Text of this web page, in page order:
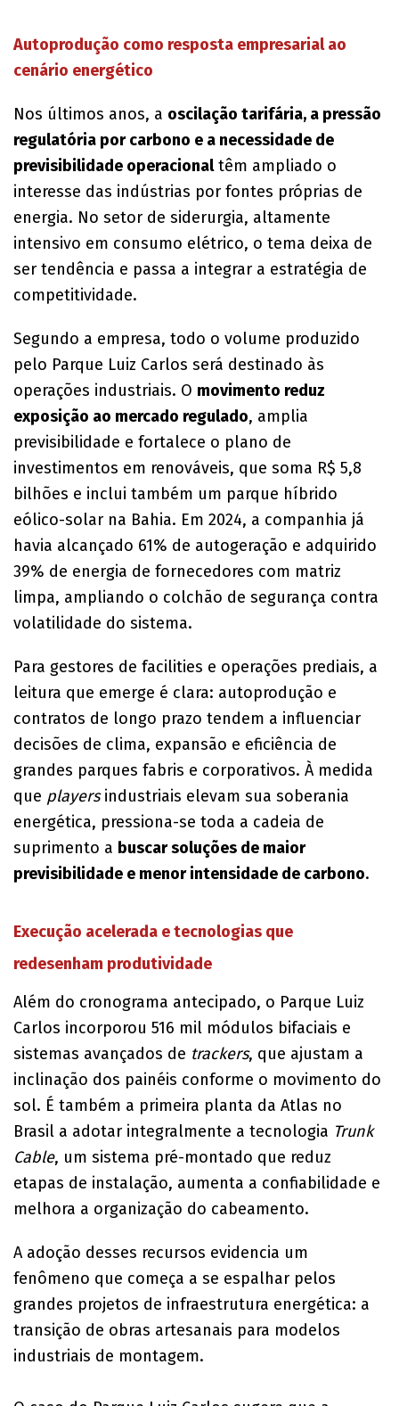
Autoprodução como resposta empresarial ao
cenário energético
Nos últimos anos, a oscilação tarifária, a pressão
regulatória por carbono e a necessidade de
previsibilidade operacionaltêm ampliado o
interesse das indústrias por fontes próprias de
energia. No setor de siderurgia, altamente
intensivo em consumo elétrico, o tema deixa de
ser tendência e passa a integrar a estratégia de
competitividade.
Segundo a empresa, todo o volume produzido
pelo Parque Luiz Carlos será destinado às
operações industriais. O movimento reduz
exposição ao mercado regulado, amplia
previsibilidade e fortalece o plano de
investimentos em renováveis, que soma R$ 5,8
bilhões e inclui também um parque híbrido
eólico-solar na Bahia. Em 2024, a companhia já
havia alcançado 61% de autogeração e adquirido
39% de energia de fornecedores com matriz
limpa, ampliando o colchão de segurança contra
volatilidade do sistema.
Para gestores de facilities e operações prediais, a
leitura que emerge é clara: autoprodução e
contratos de longo prazo tendem a influenciar
decisões de clima, expansão e eficiência de
grandes parques fabris e corporativos. À medida
que playersindustriais elevam sua soberania
energética, pressiona-se toda a cadeia de
suprimento a buscar soluções de maior
previsibilidade e menor intensidade de carbono.
Execução acelerada e tecnologias que
redesenham produtividade
Além do cronograma antecipado, o Parque Luiz
Carlos incorporou 516 mil módulos bifaciais e
sistemas avançados de trackers, que ajustam a
inclinação dos painéis conforme o movimento do
sol. É também a primeira planta da Atlas no
Brasil a adotar integralmente a tecnologia Trunk
Cable, um sistema pré-montado que reduz
etapas de instalação, aumenta a confiabilidade e
melhora a organização do cabeamento.
A adoção desses recursos evidencia um
fenômeno que começa a se espalhar pelos
grandes projetos de infraestrutura energética: a
transição de obras artesanais para modelos
industriais de montagem.